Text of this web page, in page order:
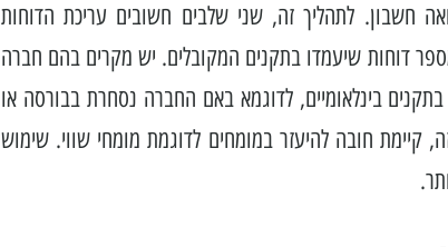
חשבון. לתהליך זה, שני שלבים חשובים עריכת הדוחות
דוחות שיעמדו בתקנים המקובלים. יש מקרים בהם חברה
בינלאומיים, לדוגמא באם החברה נסחרת בבורסה או
חובה להיעזר במומחים לדוגמת מומחי שווי. שימוש